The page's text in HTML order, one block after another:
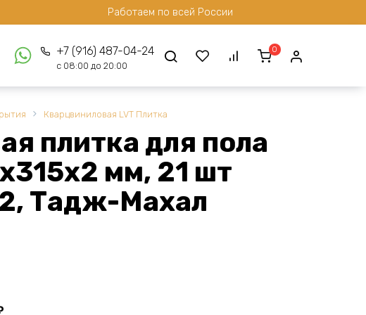
Работаем по всей России
+7 (916) 487-04-24
с 08:00 до 20:00
0
Кварцвиниловая LVT Плитка
плитка для пола
мм, 21 шт
Тадж-Махал